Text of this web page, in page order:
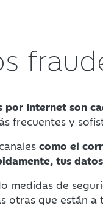
Internet son
frecuentes y
como el
tus
medidas de
otras que están a